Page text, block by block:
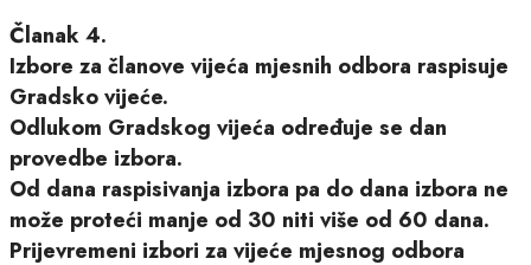
Članak 4.
Izbore za članove vijeća mjesnih odbora raspisuje
Gradsko vijeće.
Odlukom Gradskog vijeća određuje se dan
provedbe izbora.
Od dana raspisivanja izbora pa do dana izbora ne
može proteći manje od 30 niti više od 60 dana.
Prijevremeni izbori za vijeće mjesnog odbora